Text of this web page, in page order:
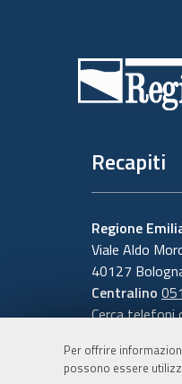
Per offrire
possono essere
Recapiti
Regione
Viale Aldo
40127
Centralino
Cerca telefoni